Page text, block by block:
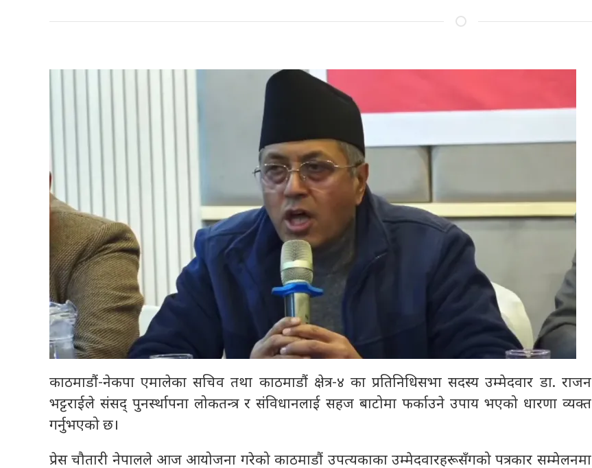
काठमाडौं-नेकपा एमालेका सचिव तथा काठमाडौं क्षेत्र-४ का प्रतिनिधिसभा सदस्य उम्मेदवार डा. राजन
भट्टराईले संसद् पुनर्स्थापना लोकतन्त्र र संविधानलाई सहज बाटोमा फर्काउने उपाय भएको धारणा व्यक्त
गर्नुभएको छ।
प्रेस चौतारी नेपालले आज आयोजना गरेको काठमाडौं उपत्यकाका उम्मेदवारहरूसँगको पत्रकार सम्मेलनमा